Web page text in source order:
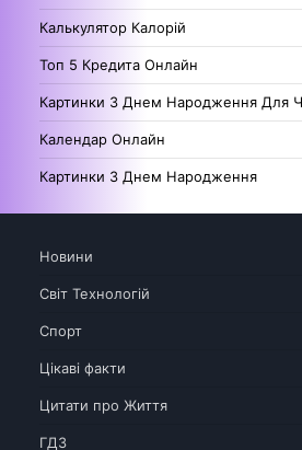
Калькулятор Калорій
Топ 5 Кредита Онлайн
Картинки З Днем Народження Для
Календар Онлайн
Картинки З Днем Народження
Новини
Світ Технологій
Спорт
Цікаві факти
Цитати про Життя
ГДЗ